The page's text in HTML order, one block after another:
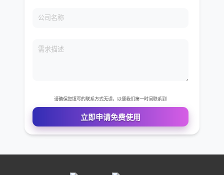
免费VIP权限体验
您的姓名
您的电话